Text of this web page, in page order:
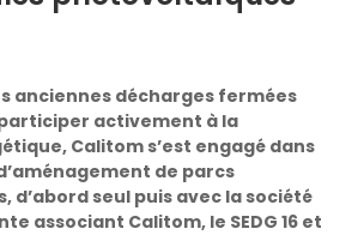
anciennes décharges fermées
activement à la
Calitom s’est engagé dans
de parcs
d’abord seul puis avec la société
associant Calitom, le SEDG 16 et